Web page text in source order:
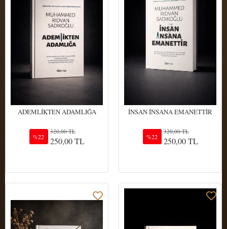
ADEMLİKTEN ADAMLIĞA
%22
320,00 TL
250,00 TL
İNSAN İNSANA EMANETTİR
%22
320,00 TL
250,00 TL